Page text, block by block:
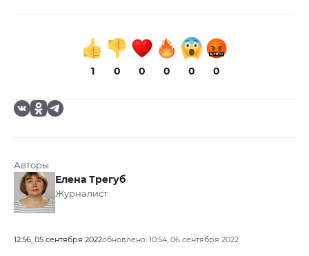
1 0 0 0 0 0
Авторы
Елена Трегуб
Журналист
12:56, 05 сентября 2022обновлено: 10:54, 06 сентября 2022